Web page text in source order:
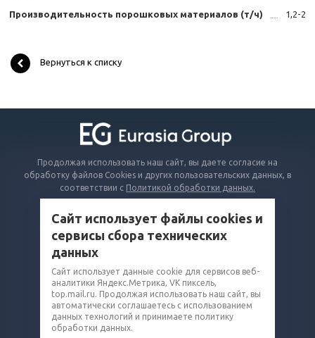
Производительность порошковых материалов (т/ч) 1,2-2
Вернуться к списку
Продолжая использовать наш сайт, вы даете согласие на
обработку файлов Cookies и других пользовательских данных, в
соответствии с Политикой обработки данных.
КОМПАНИЯ
КОНТАКТЫ
8 (800) 302-14-75
grain@eq-mail.ru
Сайт использует файлы cookies и
сервисы сбора технических
данных
Сайт использует данные cookie для сервисов веб-
аналитики Яндекс.Метрика, VK пиксель,
top.mail.ru. Продолжая использовать наш сайт, вы
автоматически соглашаетесь с использованием
данных технологий и принимаете политику
обработки данных.